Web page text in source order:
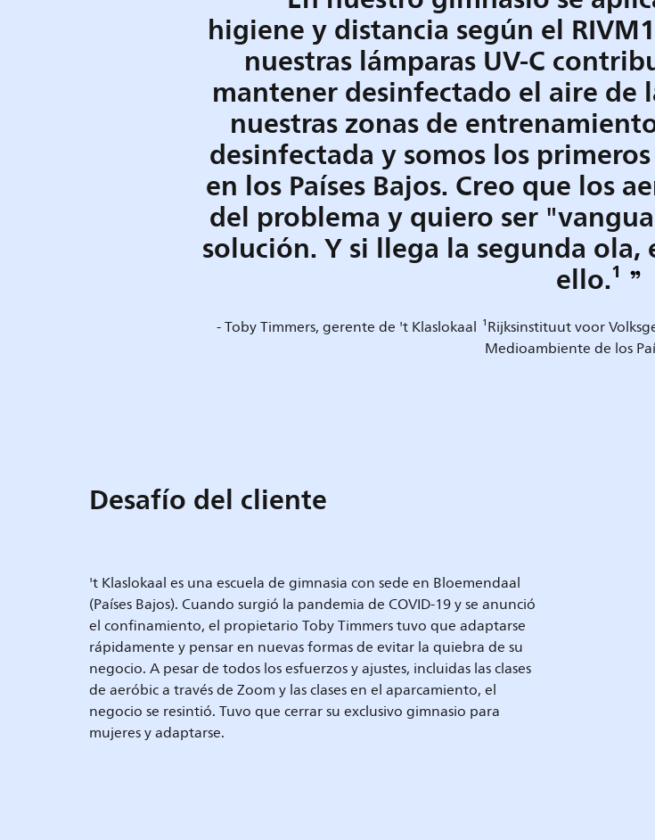
higiene y distancia según el
nuestras lámparas UV-C
mantener desinfectado el aire de
nuestras zonas de
desinfectada y somos los
en los Países Bajos. Creo que los
del problema y quiero ser
solución. Y si llega la segunda
ello.¹
- Toby Timmers, gerente de 't Klaslokaal ¹Rijksinstituut voor
Medioambiente de los
Desafío del cliente
't Klaslokaal es una escuela de gimnasia con sede en Bloemendaal
(Países Bajos). Cuando surgió la pandemia de COVID-19 y se anunció
el confinamiento, el propietario Toby Timmers tuvo que adaptarse
rápidamente y pensar en nuevas formas de evitar la quiebra de su
negocio. A pesar de todos los esfuerzos y ajustes, incluidas las clases
de aeróbic a través de Zoom y las clases en el aparcamiento, el
negocio se resintió. Tuvo que cerrar su exclusivo gimnasio para
mujeres y adaptarse.